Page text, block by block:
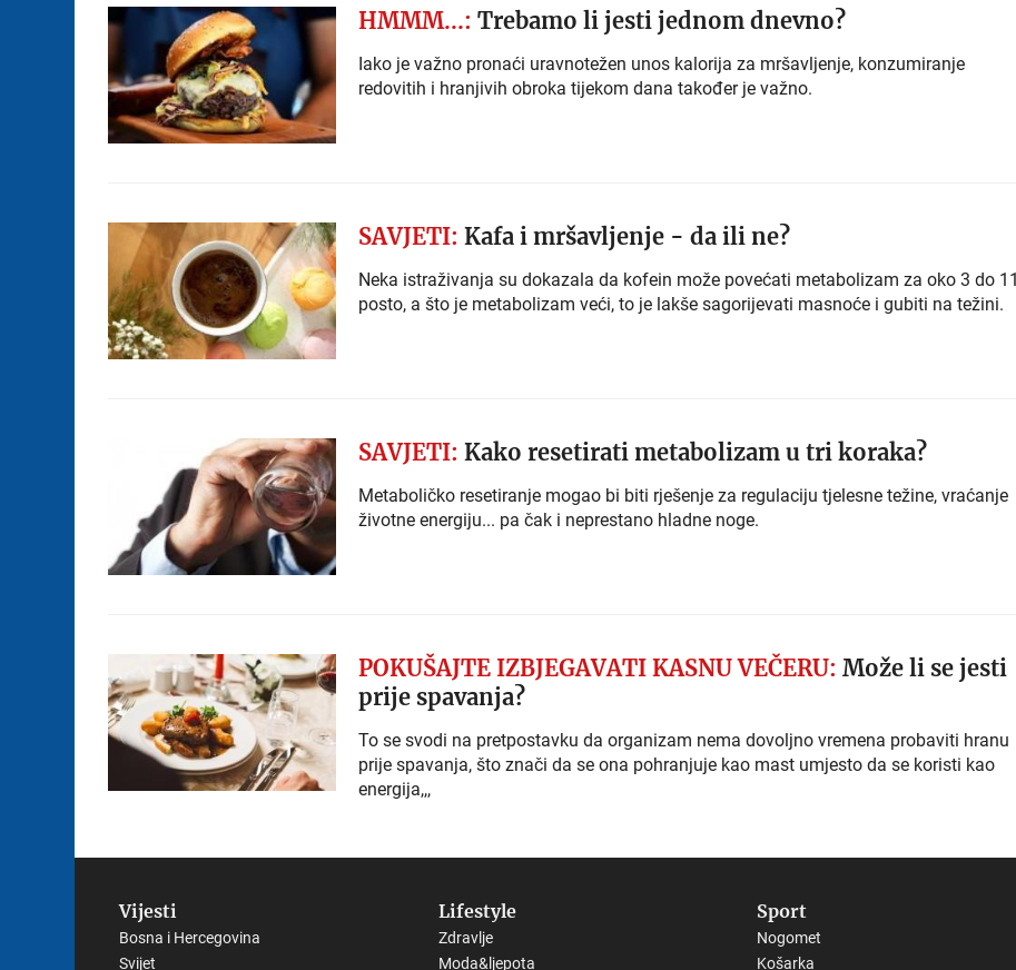
HMMM...: Trebamo li jesti jednom dnevno?
Iako je važno pronaći uravnotežen unos kalorija za mršavljenje, konzumiranje
redovitih i hranjivih obroka tijekom dana također je važno.
SAVJETI: Kafa i mršavljenje - da ili ne?
Neka istraživanja su dokazala da kofein može povećati metabolizam za oko 3 do 11
posto, a što je metabolizam veći, to je lakše sagorijevati masnoće i gubiti na težini.
SAVJETI: Kako resetirati metabolizam u tri koraka?
Metaboličko resetiranje mogao bi biti rješenje za regulaciju tjelesne težine, vraćanje
životne energiju... pa čak i neprestano hladne noge.
POKUŠAJTE IZBJEGAVATI KASNU VEČERU: Može li se jesti
prije spavanja?
To se svodi na pretpostavku da organizam nema dovoljno vremena probaviti hranu
prije spavanja, što znači da se ona pohranjuje kao mast umjesto da se koristi kao
energija,,,
Vijesti
Bosna i Hercegovina
Svijet
Lifestyle
Zdravlje
Moda&ljepota
Sport
Nogomet
Košarka